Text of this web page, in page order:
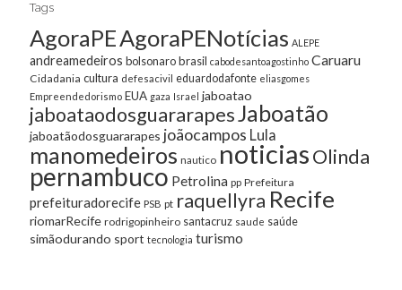
Tags
AgoraPEAgoraPENotícias ALEPE
andreamedeiros bolsonarobrasil cabodesantoagostinho Caruaru
Cidadania cultura defesacivil eduardodafonte eliasgomes
Empreendedorismo EUA gaza Israel jaboatao
jaboataodosguararapesJaboatão
jaboatãodosguararapes joãocampos Lula
manomedeiros nautico noticiasOlinda
pernambuco Petrolina pp Prefeitura
prefeituradorecife PSB pt raquellyra Recife
riomarRecife rodrigopinheiro santacruz saude saúde
simãodurando sport tecnologia turismo